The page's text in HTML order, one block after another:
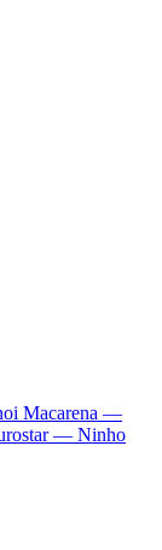
Macarena —
— Ninho